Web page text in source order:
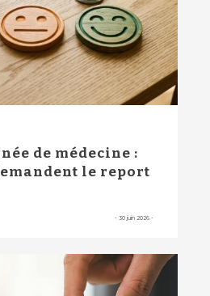
de médecine :
le report
- 30 juin 2026 -